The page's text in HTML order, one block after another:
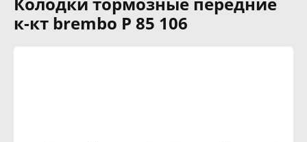
к-кт brembo P 85 106